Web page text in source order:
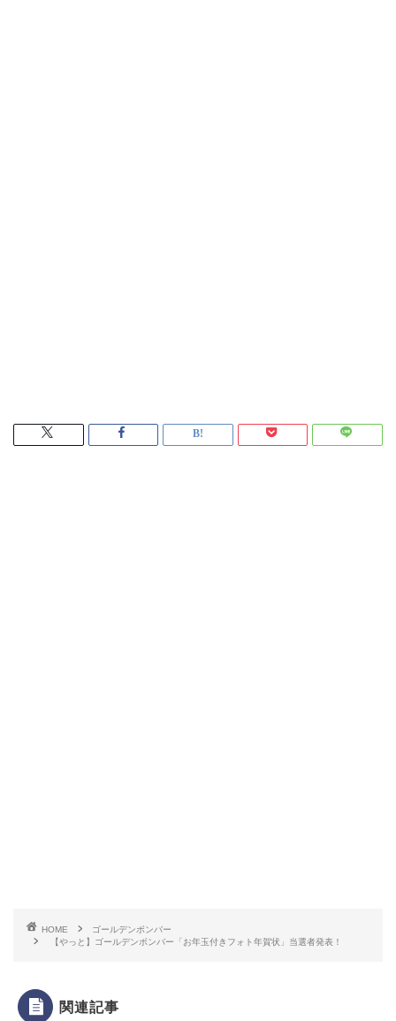
HOME
ゴールデンボンバー
【やっと】ゴールデンボンバー「お年玉付きフォト年賀状」当選者発表！
関連記事